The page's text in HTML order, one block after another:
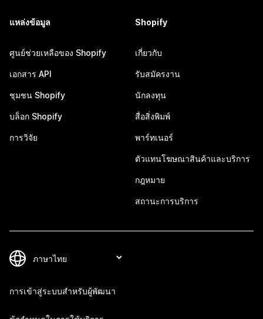
แหล่งข้อมูล
ศูนย์ช่วยเหลือของ Shopify
เอกสาร API
ชุมชน Shopify
บล็อก Shopify
การวิจัย
Shopify
เกี่ยวกับ
รับสมัครงาน
นักลงทุน
สื่อสิ่งพิมพ์
พาร์ทเนอร์
ตัวแทนโฆษณาสินค้าและบริการ
กฎหมาย
สถานะการบริการ
การเข้าสู่ระบบสำหรับผู้พัฒนา